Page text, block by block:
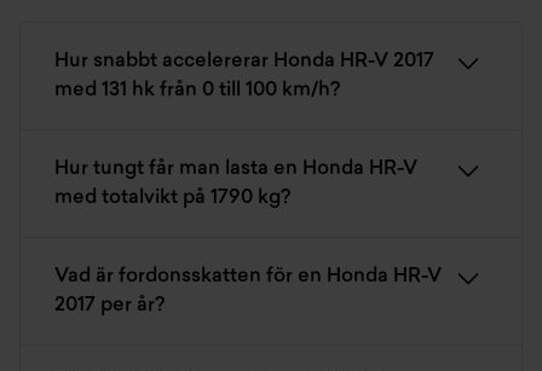
Hur snabbt accelererar Honda HR-V 2017
med 131 hk från 0 till 100 km/h?
Hur tungt får man lasta en Honda HR-V
med totalvikt på 1790 kg?
Vad är fordonsskatten för en Honda HR-V
2017 per år?